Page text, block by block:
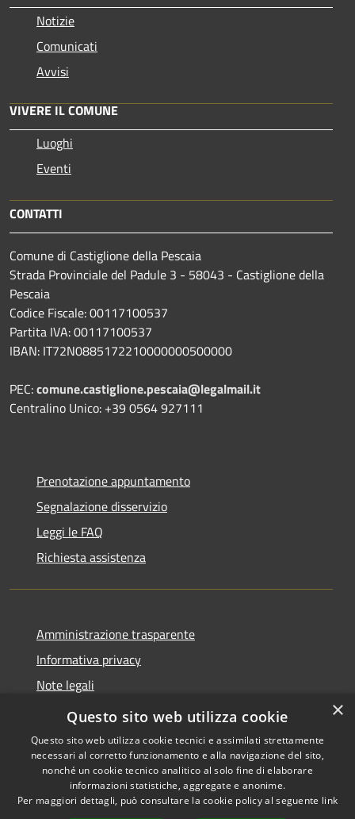
Notizie
Comunicati
Avvisi
VIVERE IL COMUNE
Luoghi
Eventi
CONTATTI
Comune di Castiglione della Pescaia
Strada Provinciale del Padule 3 - 58043 - Castiglione della
Pescaia
Codice Fiscale: 00117100537
Partita IVA: 00117100537
IBAN: IT72N0885172210000000500000
PEC:comune.castiglione.pescaia@legalmail.it
Centralino Unico: +39 0564 927111
Prenotazione appuntamento
Segnalazione disservizio
Leggi le FAQ
Richiesta assistenza
Amministrazione trasparente
Informativa privacy
Note legali
Dichiarazione di accessibilità
Accessibilità
Copyright © 2026 • Comune di
Castiglione della Pescaia •
×
Questo sito web utilizza cookie
Questo sito web utilizza cookie tecnici e assimilati strettamente
necessari al corretto funzionamento e alla navigazione del sito,
nonché un cookie tecnico analitico al solo fine di elaborare
informazioni statistiche, aggregate e anonime.
Per maggiori dettagli, può consultare la cookie policy al seguente link